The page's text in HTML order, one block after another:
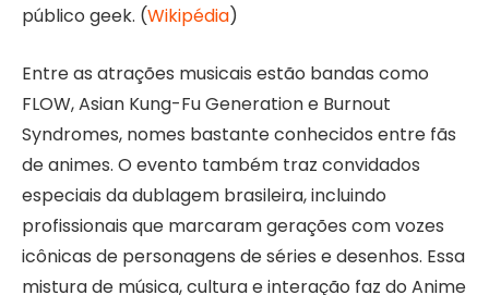
público geek. (Wikipédia)
Entre as atrações musicais estão bandas como
FLOW, Asian Kung-Fu Generation e Burnout
Syndromes, nomes bastante conhecidos entre fãs
de animes. O evento também traz convidados
especiais da dublagem brasileira, incluindo
profissionais que marcaram gerações com vozes
icônicas de personagens de séries e desenhos. Essa
mistura de música, cultura e interação faz do Anime